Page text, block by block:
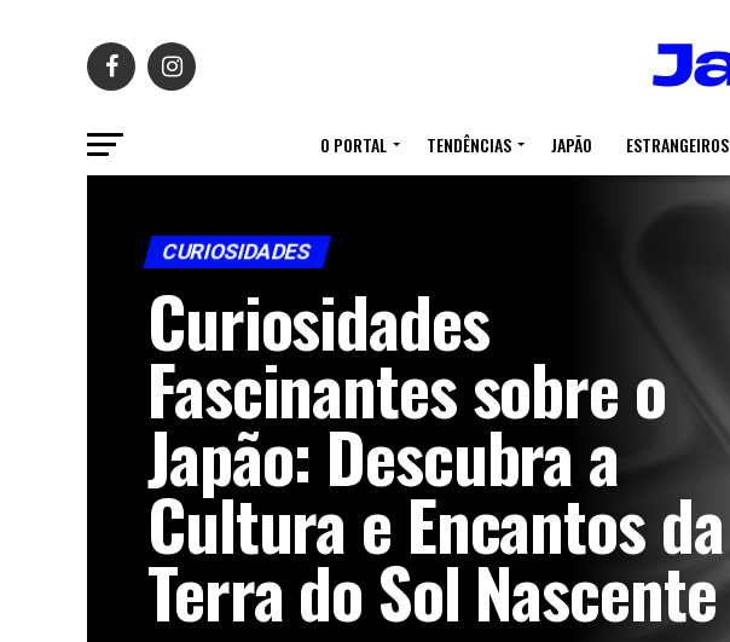
O PORTAL TENDÊNCIAS JAPÃO ESTRANGEIROS
CURIOSIDADES
Curiosidades
Fascinantes sobre o
Japão: Descubra a
Cultura e Encantos da
Terra do Sol Nascente